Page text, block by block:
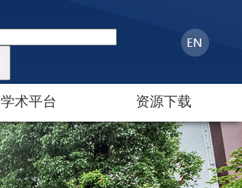
学术平台 资源下载